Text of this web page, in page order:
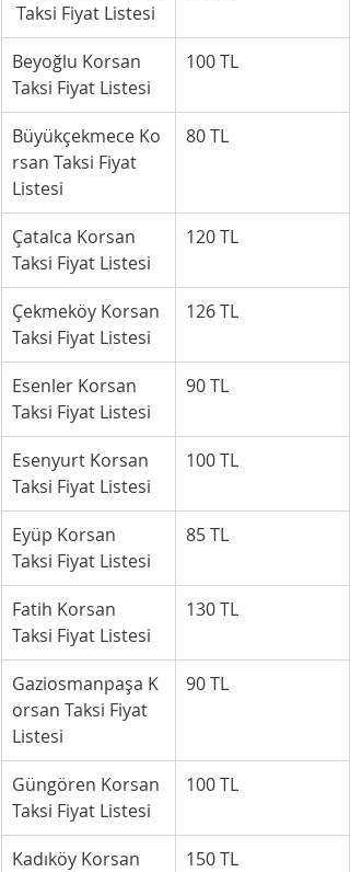
Taksi Fiyat Listesi
Beyoğlu Korsan
Taksi Fiyat Listesi
100 TL
Büyükçekmece Ko
rsan Taksi Fiyat
Listesi
80 TL
Çatalca Korsan
Taksi Fiyat Listesi
120 TL
Çekmeköy Korsan
Taksi Fiyat Listesi
126 TL
Esenler Korsan
Taksi Fiyat Listesi
90 TL
Esenyurt Korsan
Taksi Fiyat Listesi
100 TL
Eyüp Korsan
Taksi Fiyat Listesi
85 TL
Fatih Korsan
Taksi Fiyat Listesi
130 TL
Gaziosmanpaşa K
orsan Taksi Fiyat
Listesi
90 TL
Güngören Korsan
Taksi Fiyat Listesi
100 TL
Kadıköy Korsan
150 TL